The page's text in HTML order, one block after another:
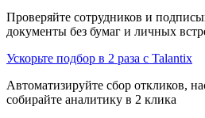
Проверяйте сотрудников и
документы без бумаг и личных
Ускорьте подбор в 2 раза с Talantix
Автоматизируйте сбор откликов,
собирайте аналитику в 2 клика